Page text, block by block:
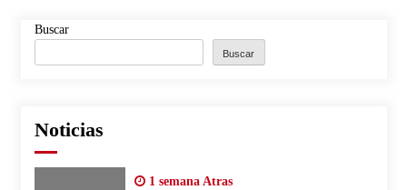
Buscar
Buscar
Noticias
1 semana Atras